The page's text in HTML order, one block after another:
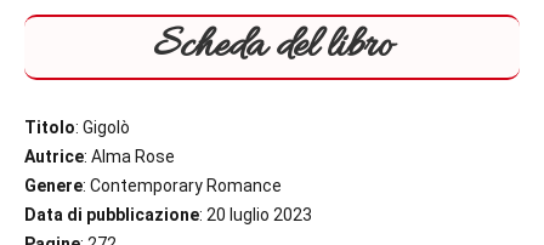
Scheda del libro
Titolo: Gigolò
Autrice: Alma Rose
Genere: Contemporary Romance
Data di pubblicazione: 20 luglio 2023